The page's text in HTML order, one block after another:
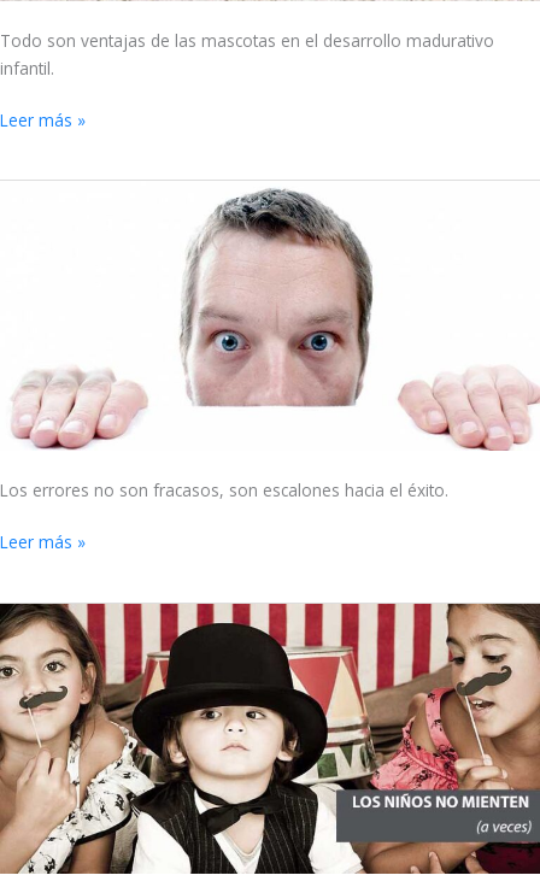
Todo son ventajas de las mascotas en el desarrollo madurativo
infantil.
Leer más »
Los errores no son fracasos, son escalones hacia el éxito.
Leer más »
Los
niños
no
mienten,
a
veces